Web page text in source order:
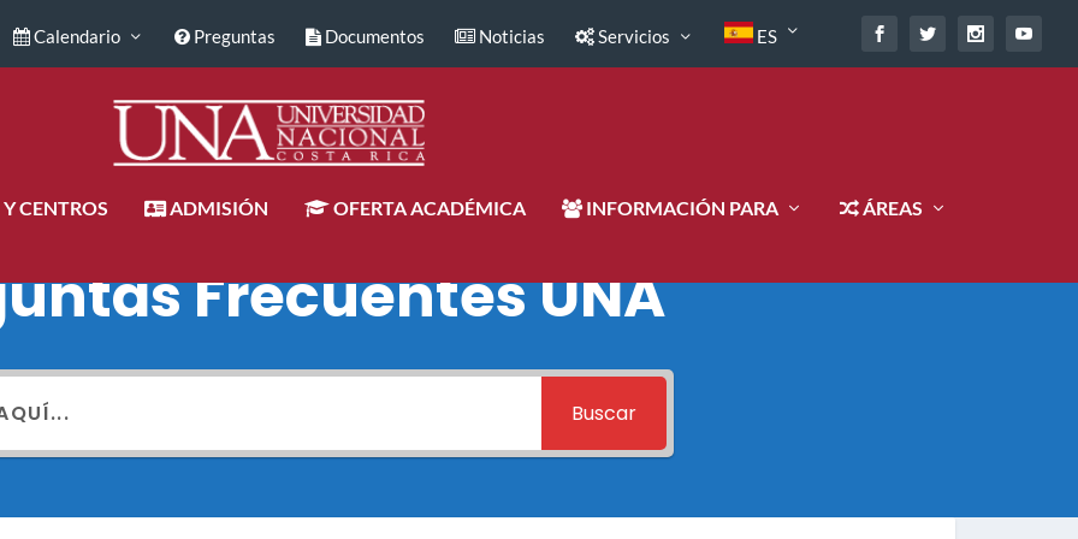
Calendario Preguntas Documentos Noticias Servicios ES
CENTROS ADMISIÓN OFERTA ACADÉMICA INFORMACIÓN PARA ÁREAS
Frecuentes UNA
Buscar